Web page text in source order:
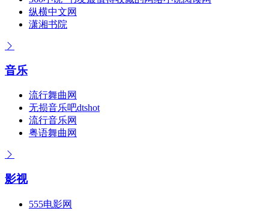
纵横中文网
潇湘书院
音乐
流行舞曲网
无损音乐吧dtshot
流行音乐网
粤语舞曲网
影视
555电影网